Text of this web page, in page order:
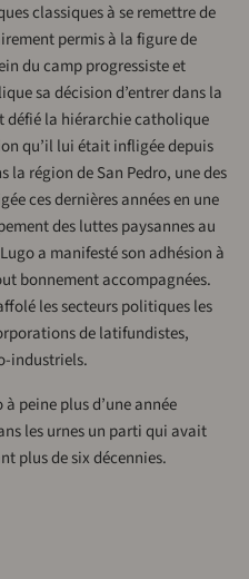
classiques à se remettre de
permis à la figure de
du camp progressiste et
sa décision d’entrer dans la
défié la hiérarchie catholique
qu’il lui était infligée depuis
la région de San Pedro, une des
ces dernières années en une
des luttes paysannes au
a manifesté son adhésion à
bonnement accompagnées.
les secteurs politiques les
de latifundistes,
industriels.
peine plus d’une année
les urnes un parti qui avait
plus de six décennies.